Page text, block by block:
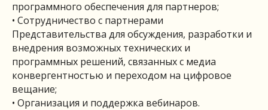
программного обеспечения для партнеров;
• Сотрудничество с партнерами
Представительства для обсуждения, разработки и
внедрения возможных технических и
программных решений, связанных с медиа
конвергентностью и переходом на цифровое
вещание;
• Организация и поддержка вебинаров.